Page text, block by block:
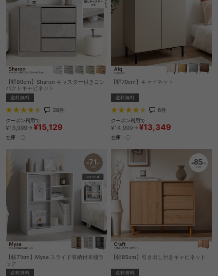
【幅80cm】Sharon キャスター付きコン
パクトキャビネット
送料無料
38件
クーポン利用で
¥16,999→ ¥15,129
在庫：〇
【幅70cm】キャビネット
送料無料
6件
クーポン利用で
¥14,999→ ¥13,349
在庫：〇
【幅71cm】Mysa スライド収納付本棚ラ
ック
送料無料
【幅85cm】引き出し付きキャビネット
送料無料